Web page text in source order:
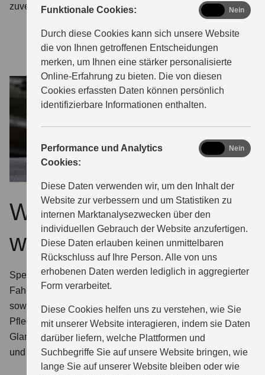
Funktionale Cookies:
Durch diese Cookies kann sich unsere Website
die von Ihnen getroffenen Entscheidungen
merken, um Ihnen eine stärker personalisierte
Online-Erfahrung zu bieten. Die von diesen
Cookies erfassten Daten können persönlich
identifizierbare Informationen enthalten.
functional
Nein
Performance und Analytics
Cookies:
Diese Daten verwenden wir, um den Inhalt der
Website zur verbessern und um Statistiken zu
internen Marktanalysezwecken über den
individuellen Gebrauch der Website anzufertigen.
Diese Daten erlauben keinen unmittelbaren
Rückschluss auf Ihre Person. Alle von uns
erhobenen Daten werden lediglich in aggregierter
Form verarbeitet.
Diese Cookies helfen uns zu verstehen, wie Sie
mit unserer Website interagieren, indem sie Daten
darüber liefern, welche Plattformen und
Suchbegriffe Sie auf unsere Website bringen, wie
lange Sie auf unserer Website bleiben oder wie
analyticsNein
zuverlässig bleibt, wie Sie es von Suzuki gewohnt sind.
Warum ECSTAR
wählen?
Speziell für Suzuki entwickelt. Bei uns finden Sie für jeden
Fahrzeugtyp das optimal geeignete ECSTAR Motoröl
sowie die komplette Serie zertifizierter ECSTAR
Pflegemittel: Glasreiniger, Insektenentferner, Enteiser,
Glanzspray, Innenraumreiniger, Felgenreiniger, Bremsen-
und Teilereiniger.